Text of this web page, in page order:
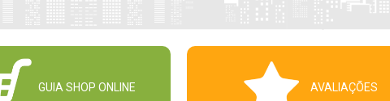
GUIA SHOP ONLINE AVALIAÇÕES